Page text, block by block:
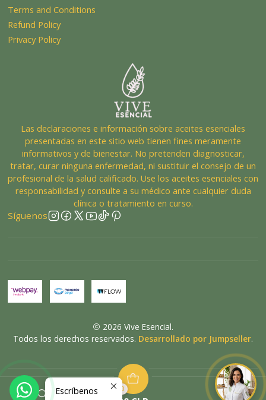
0
Terms and Conditions
Refund Policy
Privacy Policy
Las declaraciones e información sobre aceites esenciales
presentadas en este sitio web tienen fines meramente
informativos y de bienestar. No pretenden diagnosticar,
tratar, curar ninguna enfermedad, ni sustituir el consejo de un
profesional de la salud calificado. Use los aceites esenciales con
responsabilidad y consulte a su médico ante cualquier duda
clínica o tratamiento en curso.
Síguenos
2026 Vive Esencial.
Todos los derechos reservados. Desarrollado por Jumpseller.
VOLVER ARRIBA
Escríbenos